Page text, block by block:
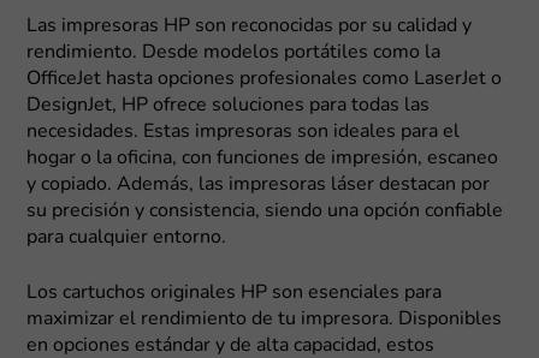
Las impresoras HP son reconocidas por su calidad y
rendimiento. Desde modelos portátiles como la
OfficeJet hasta opciones profesionales como LaserJet o
DesignJet, HP ofrece soluciones para todas las
necesidades. Estas impresoras son ideales para el
hogar o la oficina, con funciones de impresión, escaneo
y copiado. Además, las impresoras láser destacan por
su precisión y consistencia, siendo una opción confiable
para cualquier entorno.
Los cartuchos originales HP son esenciales para
maximizar el rendimiento de tu impresora. Disponibles
en opciones estándar y de alta capacidad, estos